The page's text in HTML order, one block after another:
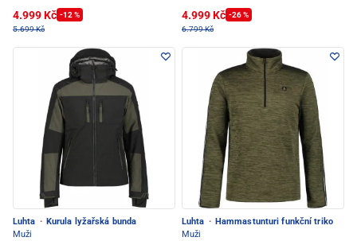
4.999 Kč -12 %
5.699 Kč
4.999 Kč -26 %
6.799 Kč
Luhta · Kurula lyžařská bunda
Muži
Luhta · Hammastunturi funkční triko
Muži